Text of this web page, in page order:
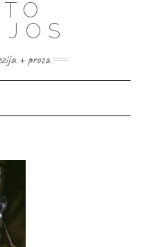
+ proza